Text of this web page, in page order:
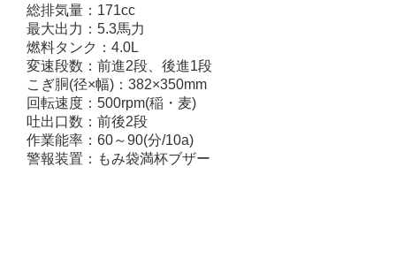
総排気量：171cc
最大出力：5.3馬力
燃料タンク：4.0L
変速段数：前進2段、後進1段
こぎ胴(径×幅)：382×350mm
回転速度：500rpm(稲・麦)
吐出口数：前後2段
作業能率：60～90(分/10a)
警報装置：もみ袋満杯ブザー